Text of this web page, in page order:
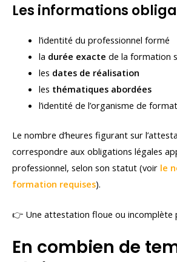
Les informations
l’identité du professionnel formé
la durée exacte de la formation
les dates de réalisation
les thématiques abordées
l’identité de l’organisme de
Le nombre d’heures figurant sur
correspondre aux obligations légales
professionnel, selon son statut (voir le
formation requises).
👉 Une attestation floue ou incomplète
En combien de